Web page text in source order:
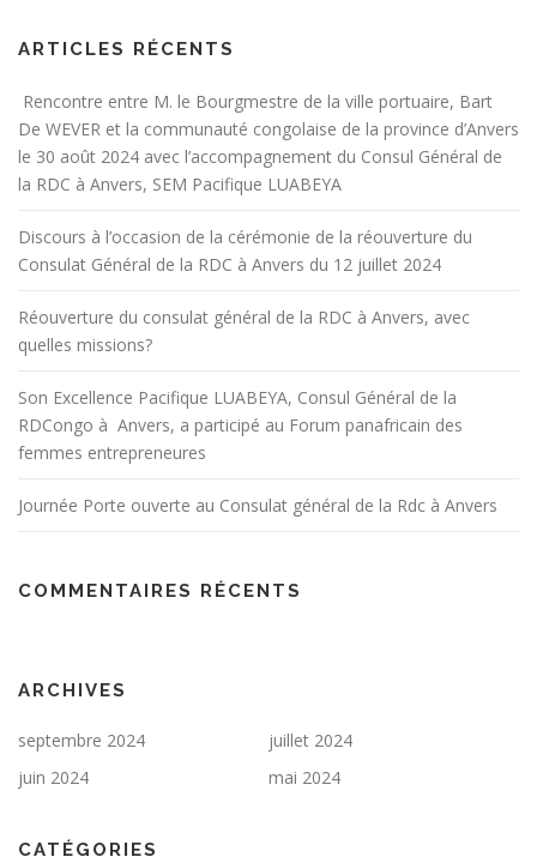
ARTICLES RÉCENTS
Rencontre entre M. le Bourgmestre de la ville portuaire, Bart
De WEVER et la communauté congolaise de la province d’Anvers
le 30 août 2024 avec l’accompagnement du Consul Général de
la RDC à Anvers, SEM Pacifique LUABEYA
Discours à l’occasion de la cérémonie de la réouverture du
Consulat Général de la RDC à Anvers du 12 juillet 2024
Réouverture du consulat général de la RDC à Anvers, avec
quelles missions?
Son Excellence Pacifique LUABEYA, Consul Général de la
RDCongo à Anvers, a participé au Forum panafricain des
femmes entrepreneures
Journée Porte ouverte au Consulat général de la Rdc à Anvers
COMMENTAIRES RÉCENTS
ARCHIVES
septembre 2024
juillet 2024
juin 2024
mai 2024
CATÉGORIES